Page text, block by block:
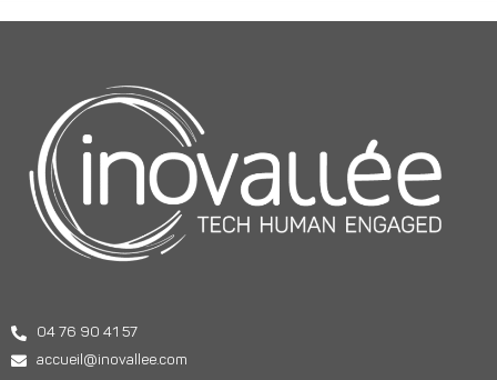
04 76 90 41 57
accueil@inovallee.com